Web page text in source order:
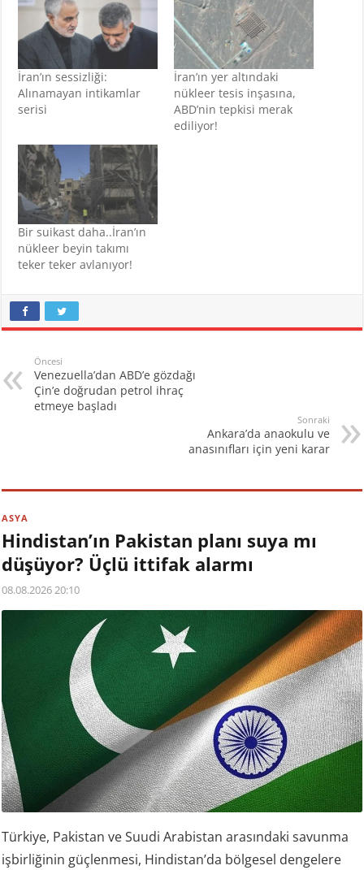
İran’ın sessizliği:
Alınamayan intikamlar
serisi
İran’ın yer altındaki
nükleer tesis inşasına,
ABD’nin tepkisi merak
ediliyor!
Bir suikast daha..İran’ın
nükleer beyin takımı
teker teker avlanıyor!
Öncesi
Venezuella’dan ABD’e gözdağı
Çin’e doğrudan petrol ihraç
etmeye başladı
Sonraki
Ankara’da anaokulu ve
anasınıfları için yeni karar
ASYA
Hindistan’ın Pakistan planı suya mı
düşüyor? Üçlü ittifak alarmı
08.08.2026 20:10
Türkiye, Pakistan ve Suudi Arabistan arasındaki savunma
işbirliğinin güçlenmesi, Hindistan’da bölgesel dengelere